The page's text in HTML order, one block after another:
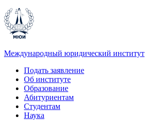
Международный юридический институт
Подать заявление
Об институте
Образование
Абитуриентам
Студентам
Наука